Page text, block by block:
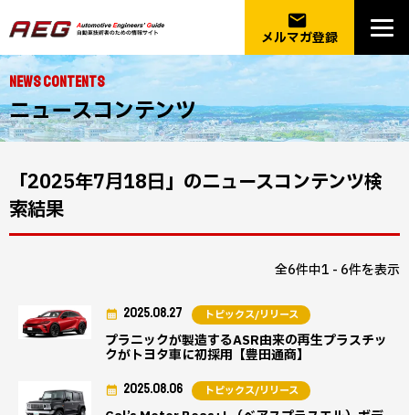
email
メルマガ登録
NEWS CONTENTS
ニュースコンテンツ
「2025年7月18日」のニュースコンテンツ検
索結果
全6件中1 - 6件を表示
プラニックが製造するASR由来の再生プラスチッ
クがトヨタ車に初採用【豊田通商】
2025.08.27 トピックス/リリース
2025.08.06 トピックス/リリース